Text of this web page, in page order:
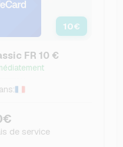
10€
FR 10 €
de service